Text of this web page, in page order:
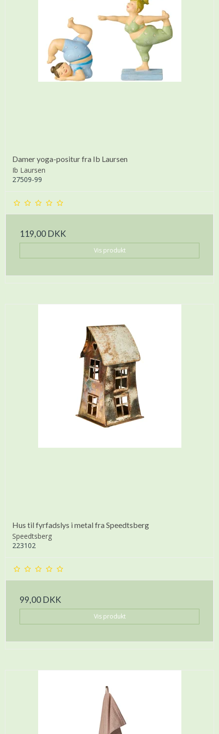
Damer yoga-positur fra Ib Laursen
Ib Laursen
27509-99
119,00 DKK
Vis produkt
Hus til fyrfadslys i metal fra Speedtsberg
Speedtsberg
223102
99,00 DKK
Vis produkt